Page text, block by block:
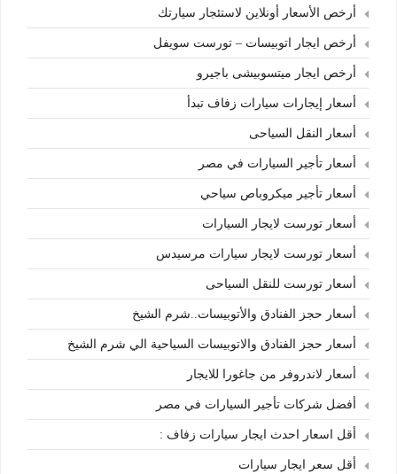
أرخص الأسعار أونلاين لاستئجار سيارتك
أرخص ايجار اتوبيسات – تورست سويفل
أرخص ايجار ميتسوبيشى باجيرو
أسعار إيجارات سيارات زفاف تبدأ
أسعار النقل السياحى
أسعار تأجير السيارات في مصر
أسعار تأجير ميكروباص سياحي
أسعار تورست لايجار السيارات
أسعار تورست لايجار سيارات مرسيدس
أسعار تورست للنقل السياحى
أسعار حجز الفنادق والأتوبيسات..شرم الشيخ
أسعار حجز الفنادق والاتوبيسات السياحية الي شرم الشيخ
أسعار لاندروفر من جاغورا للايجار
أفضل شركات تأجير السيارات في مصر
أقل اسعار احدث ايجار سيارات زفاف :
أقل سعر ايجار سيارات